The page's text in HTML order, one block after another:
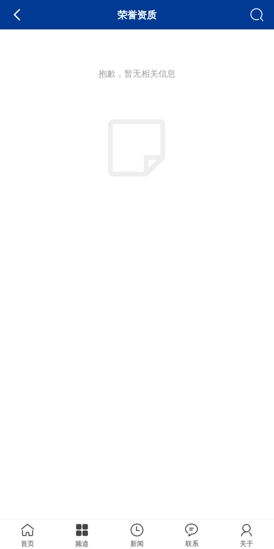
荣誉资质
抱歉，暂无相关信息
首页 频道 新闻 联系 关于